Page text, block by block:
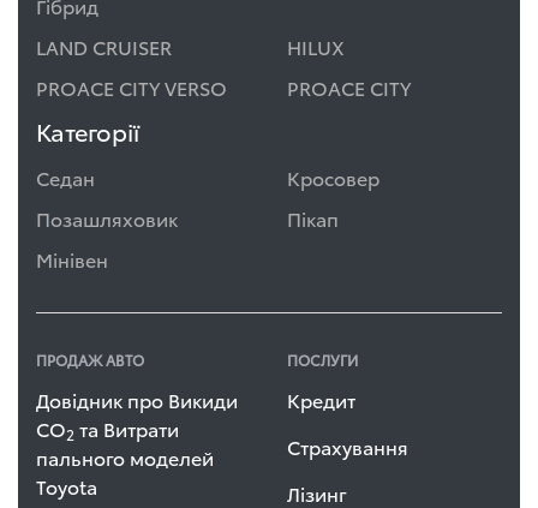
LAND CRUISER
HILUX
PROACE CITY VERSO
PROACE CITY
Категорії
Седан
Кросовер
Позашляховик
Пікап
Мінівен
ПРОДАЖ АВТО
Довідник про Викиди
СО2 та Витрати
пального моделей
Toyota
ПОСЛУГИ
Кредит
Страхування
Лізинг